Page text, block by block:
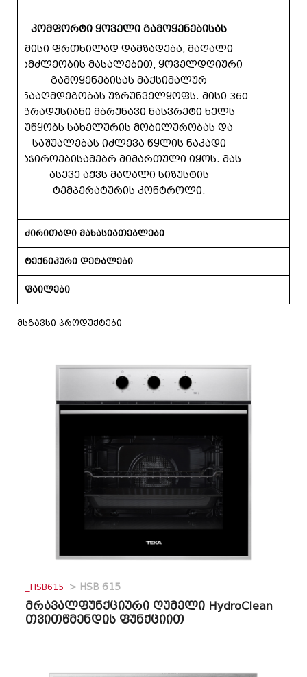
კომფორტი ყოველი გამოყენებისას
მისი ფრთხილად დამზადება, მაღალი
გამძლეობის მასალებით, ყოველდღიური
გამოყენებისას მაქსიმალურ
წინააღმდეგობას უზრუნველყოფს. მისი 360
გრადუსიანი მბრუნავი ნასვრეტი ხელს
უწყობს სახელურის მობილურობას და
საშუალებას იძლევა წყლის ნაკადი
საჭიროებისამებრ მიმართული იყოს. მას
ასევე აქვს მაღალი სიზუსტის
ტემპერატურის კონტროლი.
ძირითადი მახასიათებლები
ტექნიკური დეტალები
ფაილები
მსგავსი პროდუქტები
_HSB615 > HSB 615
მრავალფუნქციური ღუმელი HydroClean
თვითწმენდის ფუნქციით